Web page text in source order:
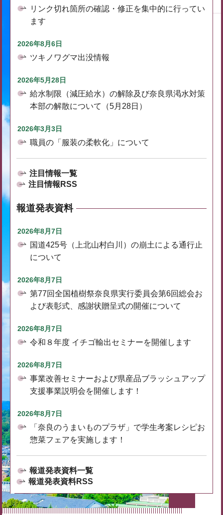
リンク切れ箇所の確認・修正を集中的に行ってい
ます
2026年8月6日
ツキノワグマ出没情報
2026年5月28日
給水制限（減圧給水）の解除及び奈良県渇水対策
本部の解散について（5月28日）
2026年3月3日
職員の「服装の柔軟化」について
注目情報一覧
注目情報RSS
報道発表資料
2026年8月7日
国道425号（上北山村白川）の崩土による通行止
について
2026年8月7日
第77回全国植樹祭奈良県実行委員会第6回総会お
よび表彰式、感謝状贈呈式の開催について
2026年8月7日
令和８年度 イチゴ輸出セミナーを開催します
2026年8月7日
事業改善セミナーおよび県産品ブラッシュアップ
支援事業説明会を開催します！
2026年8月7日
「奈良のうまいものプラザ」で学生考案レシピお
惣菜フェアを実施します！
報道発表資料一覧
報道発表資料RSS